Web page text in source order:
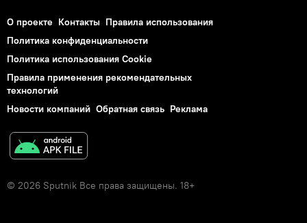
О проекте Контакты Правила использования
Политика конфиденциальности
Политика использования Cookie
Правила применения рекомендательных
технологий
Новости компаний Обратная связь Реклама
© 2026 Sputnik Все права защищены. 18+